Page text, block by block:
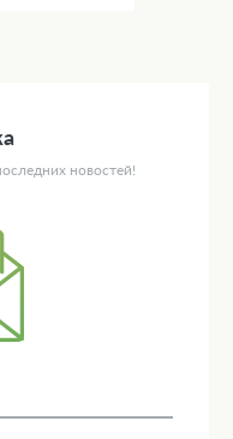
новостей!